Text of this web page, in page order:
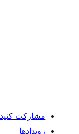
مشارکت کنید
رویدادها